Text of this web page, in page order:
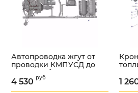
Автопроводка жгут от
проводки КМПУСД до
газового баллона (ООО
"Арзамасское ПО
4 530 руб 1